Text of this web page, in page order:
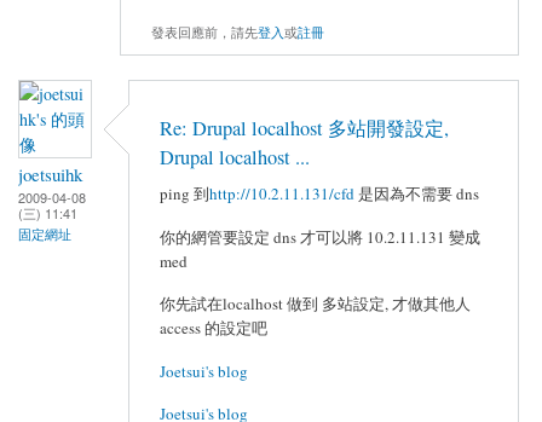
發表回應前，請先登入或註冊
joetsuihk
2009-04-08
(三) 11:41
固定網址
Re: Drupal localhost 多站開發設定,
Drupal localhost ...
ping 到http://10.2.11.131/cfd是因為不需要 dns
你的網管要設定 dns 才可以將 10.2.11.131 變成
med
你先試在localhost 做到 多站設定, 才做其他人
access 的設定吧
Joetsui's blog
Joetsui's blog